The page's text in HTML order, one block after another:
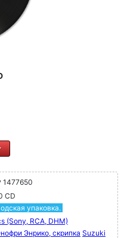
1477650
CD
упаковка.
(Sony, RCA, DHM)
Энрико, скрипка Suzuki